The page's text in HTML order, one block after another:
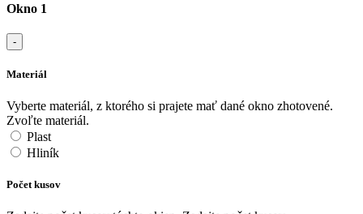
Okno 1
-
Materiál
Vyberte materiál, z ktorého si prajete mať dané okno zhotovené.
Zvoľte materiál.
Plast
Hliník
Počet kusov